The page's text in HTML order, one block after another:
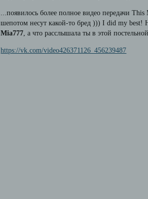
...появилось более полное видео передачи
шепотом несут какой-то бред ))) I did my best!
Mia777 , а что расслышала ты в этой
https://vk.com/video426371126_456239487